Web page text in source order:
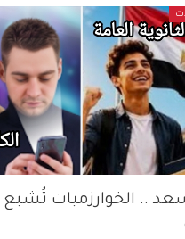
.. الخوارزميات تُشبع